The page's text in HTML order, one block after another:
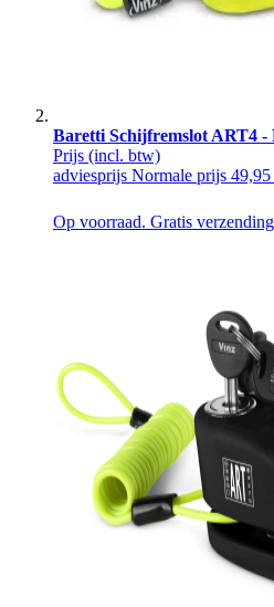
Baretti Schijfremslot ART4 -
Prijs (incl. btw)
adviesprijs Normale prijs 49,95
Op voorraad. Gratis